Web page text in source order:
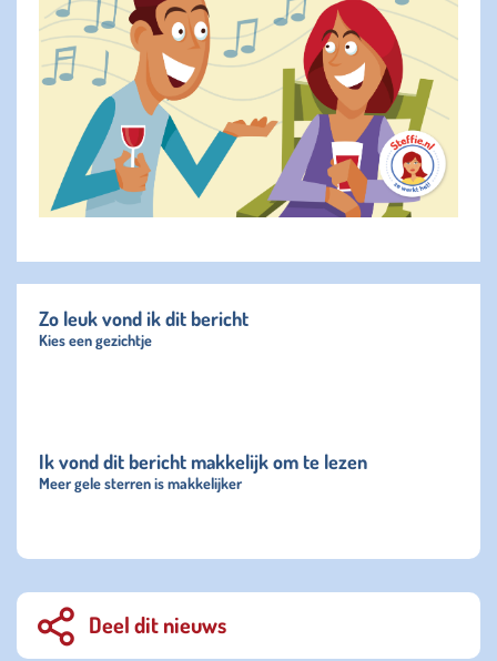
Zo leuk vond ik dit bericht
Kies een gezichtje
Ik vond dit bericht makkelijk om te lezen
Meer gele sterren is makkelijker
Deel dit nieuws